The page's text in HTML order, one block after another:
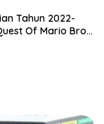
Tahun 2022-
Of Mario Bros